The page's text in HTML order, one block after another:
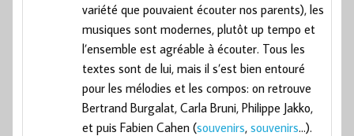
variété que pouvaient écouter nos parents), les
musiques sont modernes, plutôt up tempo et
l’ensemble est agréable à écouter. Tous les
textes sont de lui, mais il s’est bien entouré
pour les mélodies et les compos: on retrouve
Bertrand Burgalat, Carla Bruni, Philippe Jakko,
et puis Fabien Cahen (souvenirs,souvenirs…).